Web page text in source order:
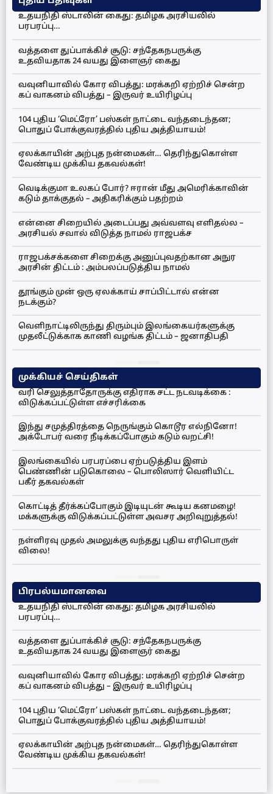
உதயநிதி ஸ்டாலின் கைது: தமிழக அரசியலில்
பரபரப்பு…
வத்தளை துப்பாக்கிச் சூடு: சந்தேகநபருக்கு
உதவியதாக 24 வயது இளைஞர் கைது
வவுனியாவில் கோர விபத்து: மரக்கறி ஏற்றிச் சென்ற
கப் வாகனம் விபத்து – இருவர் உயிரிழப்பு
104 புதிய ‘மெட்ரோ’ பஸ்கள் நாட்டை வந்தடைந்தன;
பொதுப் போக்குவரத்தில் புதிய அத்தியாயம்!
ஏலக்காயின் அற்புத நன்மைகள்… தெரிந்துகொள்ள
வேண்டிய முக்கிய தகவல்கள்!
வெடிக்குமா உலகப் போர்? ஈரான் மீது அமெரிக்காவின்
கடும் தாக்குதல் – அதிகரிக்கும் பதற்றம்
என்னை சிறையில் அடைப்பது அவ்வளவு எளிதல்ல –
அரசியல் சவால் விடுத்த நாமல் ராஜபக்ச
ராஜபக்சக்களை சிறைக்கு அனுப்புவதற்கான அநுர
அரசின் திட்டம் : அம்பலப்படுத்திய நாமல்
தூங்கும் முன் ஒரு ஏலக்காய் சாப்பிட்டால் என்ன
நடக்கும்?
வெளிநாட்டிலிருந்து திரும்பும் இலங்கையர்களுக்கு
முதலீட்டுக்காக காணி வழங்க திட்டம் – ஜனாதிபதி
முக்கியச் செய்திகள்
வரி செலுத்தாதோருக்கு எதிராக சட்ட நடவடிக்கை :
விடுக்கப்பட்டுள்ள எச்சரிக்கை
இந்து சமுத்திரத்தை நெருங்கும் கொடூர எல்நினோ!
அக்டோபர் வரை நீடிக்கப்போகும் கடும் வறட்சி!
இலங்கையில் பரபரப்பை ஏற்படுத்திய இளம்
பெண்ணின் படுகொலை – பொலிஸார் வெளியிட்ட
பகீர் தகவல்கள்
கொட்டித் தீர்க்கப்போகும் இடியுடன் கூடிய கனமழை!
மக்களுக்கு விடுக்கப்பட்டுள்ள அவசர அறிவுறுத்தல்!
நள்ளிரவு முதல் அமலுக்கு வந்தது புதிய எரிபொருள்
விலை!
பிரபல்யமானவை
உதயநிதி ஸ்டாலின் கைது: தமிழக அரசியலில்
பரபரப்பு…
வத்தளை துப்பாக்கிச் சூடு: சந்தேகநபருக்கு
உதவியதாக 24 வயது இளைஞர் கைது
வவுனியாவில் கோர விபத்து: மரக்கறி ஏற்றிச் சென்ற
கப் வாகனம் விபத்து – இருவர் உயிரிழப்பு
104 புதிய ‘மெட்ரோ’ பஸ்கள் நாட்டை வந்தடைந்தன;
பொதுப் போக்குவரத்தில் புதிய அத்தியாயம்!
ஏலக்காயின் அற்புத நன்மைகள்… தெரிந்துகொள்ள
வேண்டிய முக்கிய தகவல்கள்!